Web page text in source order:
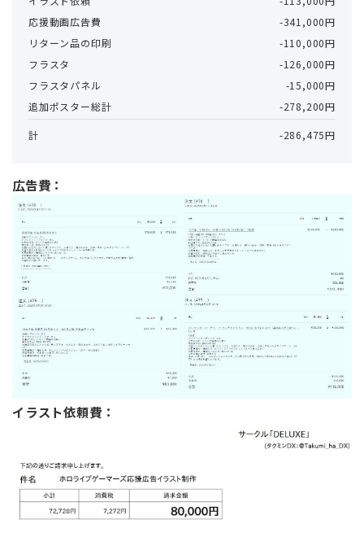
応援動画広告費
-341,000円
リターン品の印刷
-110,000円
フラスタ
-126,000円
フラスタパネル
-15,000円
追加ポスター総計
-278,200円
計 -286,475円
広告費：
イラスト依頼費：